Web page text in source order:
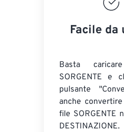
Facile da
Basta
SORGENTE e
pulsante
anche
file SORGENTE
DESTINAZIONE.